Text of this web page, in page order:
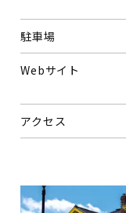
駐車場
Webサイト
アクセス